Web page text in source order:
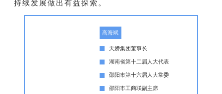
持续发展做出有益探索。
高海斌
天娇集团董事长
湖南省第十二届人大代表
邵阳市第十六届人大常委
邵阳市工商联副主席